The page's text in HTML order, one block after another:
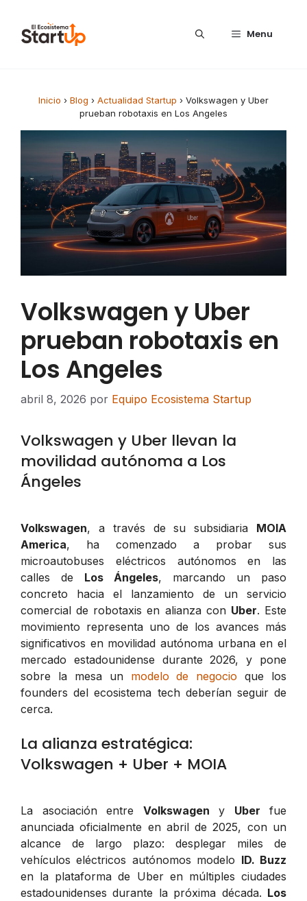
Menu
Inicio › Blog › Actualidad Startup › Volkswagen y Uber
prueban robotaxis en Los Angeles
Volkswagen y Uber
prueban robotaxis en
Los Angeles
abril 8, 2026 por Equipo Ecosistema Startup
Volkswagen y Uber llevan la
movilidad autónoma a Los
Ángeles
Volkswagen, a través de su subsidiaria MOIA
America, ha comenzado a probar sus
microautobuses eléctricos autónomos en las
calles de Los Ángeles, marcando un paso
concreto hacia el lanzamiento de un servicio
comercial de robotaxis en alianza con Uber. Este
movimiento representa uno de los avances más
significativos en movilidad autónoma urbana en el
mercado estadounidense durante 2026, y pone
sobre la mesa un modelo de negocio que los
founders del ecosistema tech deberían seguir de
cerca.
La alianza estratégica:
Volkswagen + Uber + MOIA
La asociación entre Volkswagen y Uber fue
anunciada oficialmente en abril de 2025, con un
alcance de largo plazo: desplegar miles de
vehículos eléctricos autónomos modelo ID. Buzz
en la plataforma de Uber en múltiples ciudades
estadounidenses durante la próxima década. Los